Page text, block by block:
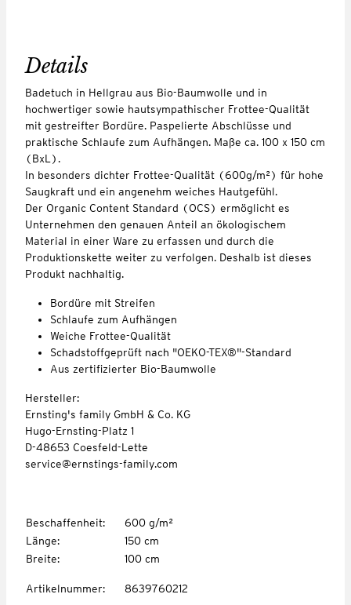
Details
Badetuch in Hellgrau aus Bio-Baumwolle und in
hochwertiger sowie hautsympathischer Frottee-Qualität
mit gestreifter Bordüre. Paspelierte Abschlüsse und
praktische Schlaufe zum Aufhängen. Maße ca. 100 x 150 cm
(BxL).
In besonders dichter Frottee-Qualität (600g/m²) für hohe
Saugkraft und ein angenehm weiches Hautgefühl.
Der Organic Content Standard (OCS) ermöglicht es
Unternehmen den genauen Anteil an ökologischem
Material in einer Ware zu erfassen und durch die
Produktionskette weiter zu verfolgen. Deshalb ist dieses
Produkt nachhaltig.
Bordüre mit Streifen
Schlaufe zum Aufhängen
Weiche Frottee-Qualität
Schadstoffgeprüft nach "OEKO-TEX®"-Standard
Aus zertifizierter Bio-Baumwolle
Hersteller:
Ernsting's family GmbH & Co. KG
Hugo-Ernsting-Platz 1
D-48653 Coesfeld-Lette
service@ernstings-family.com
Beschaffenheit:
600 g/m²
Länge:
150 cm
Breite: 100 cm
Artikelnummer: 8639760212